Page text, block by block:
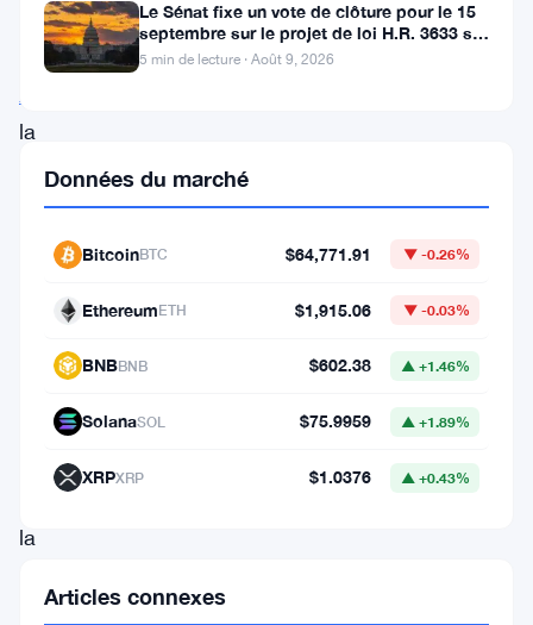
autour
la
cryptomonnaie
native
attiré
attention
considérable
la
Le Sénat fixe un vote de clôture pour le 15
septembre sur le projet de loi H.R. 3633 sur
le marché des cryptos
5 min de lecture · Août 9, 2026
Données du marché
BitcoinBTC $64,771.91 ▼ -0.26%
EthereumETH $1,915.06 ▼ -0.03%
BNBBNB $602.38 ▲ +1.46%
SolanaSOL $75.9959 ▲ +1.89%
XRPXRP $1.0376 ▲ +0.43%
Articles connexes